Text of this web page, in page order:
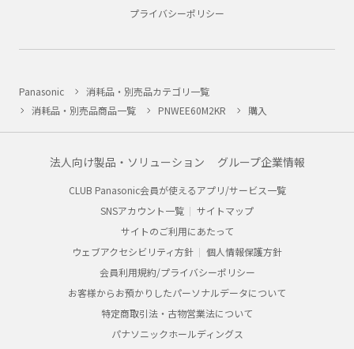
プライバシーポリシー
Panasonic
消耗品・別売品カテゴリ一覧
消耗品・別売品商品一覧
PNWEE60M2KR 購入
法人向け製品・ソリューション グループ企業情報
CLUB Panasonic会員が使えるアプリ/サービス一覧
SNSアカウント一覧
サイトマップ
サイトのご利用にあたって
ウェブアクセシビリティ方針
個人情報保護方針
会員利用規約/プライバシーポリシー
お客様からお預かりしたパーソナルデータについて
特定商取引法・古物営業法について
パナソニックホールディングス